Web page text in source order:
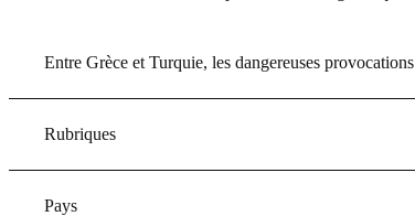
Entre Grèce et Turquie, les dangereuses provocations
Rubriques
Pays